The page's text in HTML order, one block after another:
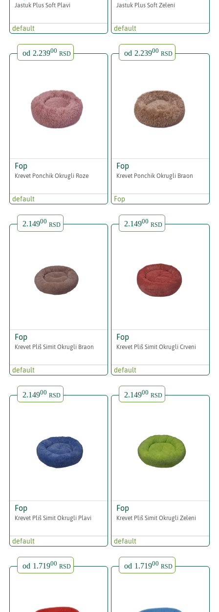
Jastuk Plus Soft Plavi
default
Jastuk Plus Soft Zeleni
default
od 2.23900 RSD
Fop
Krevet Ponchik Okrugli Roze
default
od 2.23900 RSD
Fop
Krevet Ponchik Okrugli Braon
Fop
2.14900 RSD
Fop
Krevet Pliš Simit Okrugli Braon
default
2.14900 RSD
Fop
Krevet Pliš Simit Okrugli Crveni
default
2.14900 RSD
Fop
Krevet Pliš Simit Okrugli Plavi
default
2.14900 RSD
Fop
Krevet Pliš Simit Okrugli Zeleni
default
od 1.71900 RSD od 1.71900 RSD